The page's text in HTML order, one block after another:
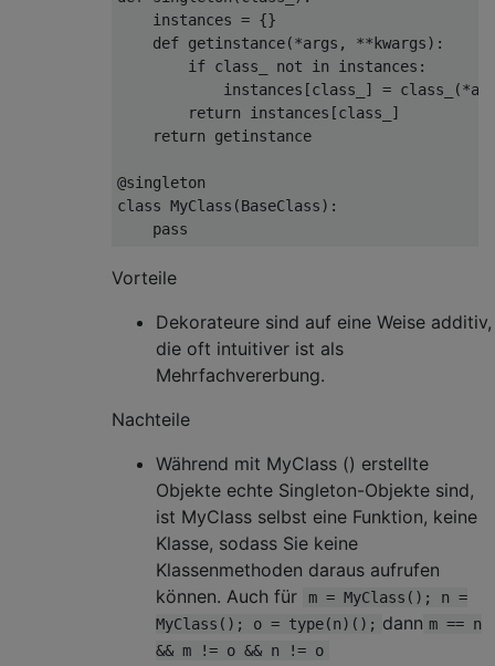
    instances
= {}
def getinstance(*args , **kwargs):
if class_ not in instances :
            instances
[class_ ] = class_ (*
return instances [class_
]
return getinstance
@singleton
class MyClass (BaseClass):
pass
Vorteile
Dekorateure sind auf eine Weise additiv,
die oft intuitiver ist als
Mehrfachvererbung.
Nachteile
Während mit MyClass () erstellte
Objekte echte Singleton-Objekte sind,
ist MyClass selbst eine Funktion, keine
Klasse, sodass Sie keine
Klassenmethoden daraus aufrufen
können. Auch für
m = MyClass(); n =
MyClass(); o = type(n)(); dann m == n
&& m != o && n != o